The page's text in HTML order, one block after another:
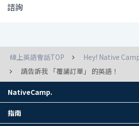
諮詢
線上英語會話TOP
Hey! Native
請告訴我 「覆誦訂單」 的英語！
NativeCamp.
指南